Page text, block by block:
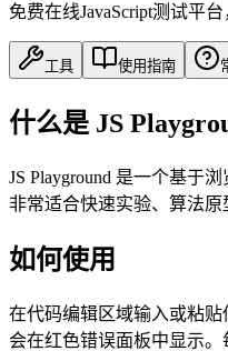
免费在线JavaScript测试平
工具 使用指南
什么是 JS
JS Playground 是一个基于
非常适合快速实验、算法原
如何使用
在代码编辑区域输入或粘贴
会在红色错误面板中显示。